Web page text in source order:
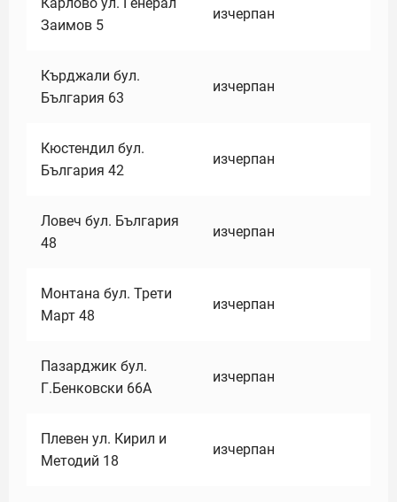
Заимов 5
изчерпан
Кърджали бул.
България 63
изчерпан
Кюстендил бул.
България 42
изчерпан
Ловеч бул. България
48
изчерпан
Монтана бул. Трети
Март 48
изчерпан
Пазарджик бул.
Г.Бенковски 66А
изчерпан
Плевен ул. Кирил и
Методий 18
изчерпан